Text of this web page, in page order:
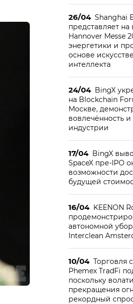
26/04 Shanghai
представляет на
Hannover Messe
энергетики и
основе
интеллекта
24/04 BingX
на Blockchain
Москве,
вовлечённость
индустрии
17/04 BingX
SpaceX пре-IPO
возможности
будущей
16/04 KEENON
автономной
Interclean
10/04 Торговля
Phemex TradFi
поскольку
прекращения
рекордный